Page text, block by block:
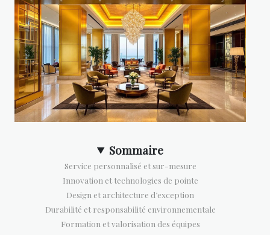
Sommaire
Service personnalisé et sur-mesure
Innovation et technologies de pointe
Design et architecture d’exception
Durabilité et responsabilité environnementale
Formation et valorisation des équipes